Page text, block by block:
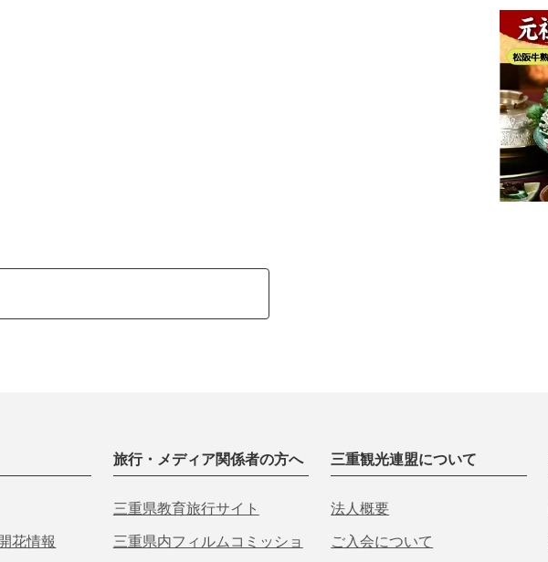
花情報
旅行・メディア関係者の方へ
三重県教育旅行サイト
三重県内フィルムコミッショ
三重観光連盟について
法人概要
ご入会について